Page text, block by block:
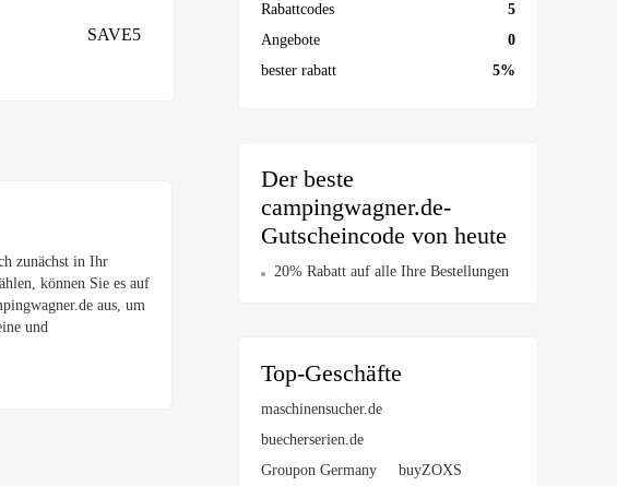
SAVE5
Code bekommen
zunächst in Ihr
können Sie es auf
aus, um
und
Rabattcodes
5
Angebote
0
bester rabatt
5%
Der beste
campingwagner.de-
Gutscheincode von heute
20% Rabatt auf alle Ihre Bestellungen
Top-Geschäfte
maschinensucher.de
buecherserien.de
Groupon Germany
buyZOXS